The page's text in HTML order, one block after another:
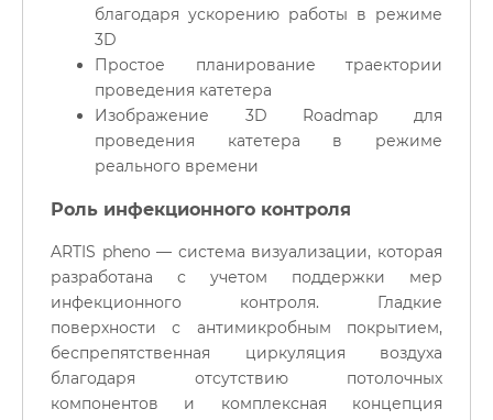
благодаря ускорению работы в режиме
3D
Простое планирование траектории
проведения катетера
Изображение 3D Roadmap для
проведения катетера в режиме
реального времени
Роль инфекционного контроля
ARTIS pheno — система визуализации, которая
разработана с учетом поддержки мер
инфекционного контроля. Гладкие
поверхности с антимикробным покрытием,
беспрепятственная циркуляция воздуха
благодаря отсутствию потолочных
компонентов и комплексная концепция